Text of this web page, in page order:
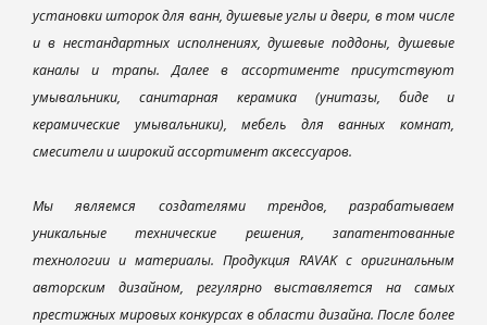
установки шторок для ванн, душевые углы и двери, в том числе
и в нестандартных исполнениях, душевые поддоны, душевые
каналы и трапы. Далее в ассортименте присутствуют
умывальники, санитарная керамика (унитазы, биде и
керамические умывальники), мебель для ванных комнат,
смесители и широкий ассортимент аксессуаров.
Мы являемся создателями трендов, разрабатываем
уникальные технические решения, запатентованные
технологии и материалы. Продукция RAVAK с оригинальным
авторским дизайном, регулярно выставляется на самых
престижных мировых конкурсах в области дизайна. После более